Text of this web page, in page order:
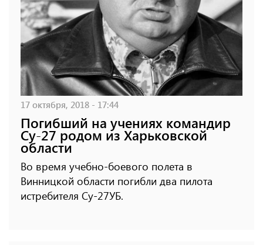
17 октября, 2018 - 17:44
Погибший на учениях командир
Су-27 родом из Харьковской
области
Во время учебно-боевого полета в
Винницкой области погибли два пилота
истребителя Су-27УБ.